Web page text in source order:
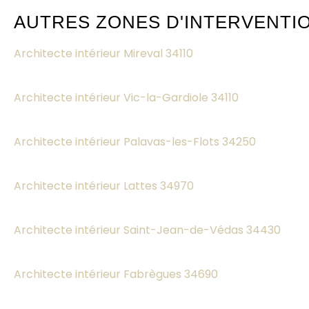
AUTRES ZONES
Architecte intérieur Mireval 34110
Architecte intérieur Vic-la-Gardiole 34110
Architecte intérieur Palavas-les-Flots 34250
Architecte intérieur Lattes 34970
Architecte intérieur Saint-Jean-de-Védas 34430
Architecte intérieur Fabrègues 34690